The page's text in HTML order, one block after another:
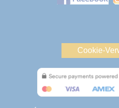
Cookie-